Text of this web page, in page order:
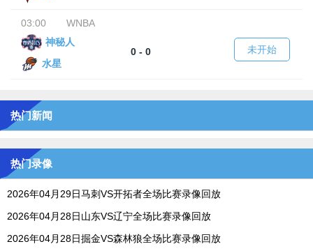
03:00
WNBA
神秘人
0 - 0
水星
未开始
热门新闻
热门录像
2026年04月29日马刺VS开拓者全场比赛录像回放
2026年04月28日山东VS辽宁全场比赛录像回放
2026年04月28日掘金VS森林狼全场比赛录像回放